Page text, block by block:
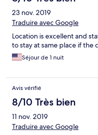
23 nov. 2019
Traduire avec Google
Location is excellent and
to stay at same place if the
Séjour de 1 nuit
Avis vérifié
8/10 Très bien
11 nov. 2019
Traduire avec Google